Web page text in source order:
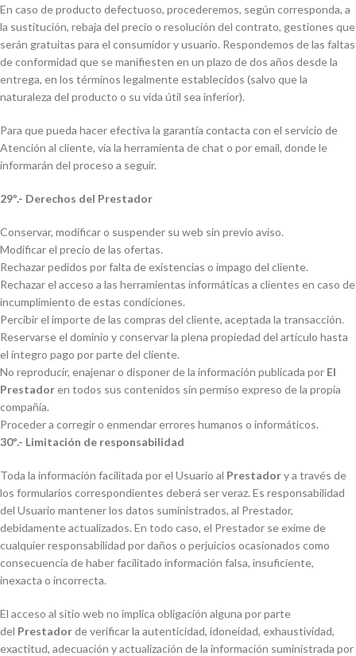
En caso de producto defectuoso, procederemos, según corresponda, a
la sustitución, rebaja del precio o resolución del contrato, gestiones que
serán gratuitas para el consumidor y usuario. Respondemos de las faltas
de conformidad que se manifiesten en un plazo de dos años desde la
entrega, en los términos legalmente establecidos (salvo que la
naturaleza del producto o su vida útil sea inferior).
Para que pueda hacer efectiva la garantía contacta con el servicio de
Atención al cliente, vía la herramienta de chat o por email, donde le
informarán del proceso a seguir.
29º.- Derechos del Prestador
Conservar, modificar o suspender su web sin previo aviso.
Modificar el precio de las ofertas.
Rechazar pedidos por falta de existencias o impago del cliente.
Rechazar el acceso a las herramientas informáticas a clientes en caso de
incumplimiento de estas condiciones.
Percibir el importe de las compras del cliente, aceptada la transacción.
Reservarse el dominio y conservar la plena propiedad del artículo hasta
el íntegro pago por parte del cliente.
No reproducir, enajenar o disponer de la información publicada por El
Prestadoren todos sus contenidos sin permiso expreso de la propia
compañía.
Proceder a corregir o enmendar errores humanos o informáticos.
30º.- Limitación de responsabilidad
Toda la información facilitada por el Usuario al Prestadory a través de
los formularios correspondientes deberá ser veraz. Es responsabilidad
del Usuario mantener los datos suministrados, al Prestador,
debidamente actualizados. En todo caso, el Prestador se exime de
cualquier responsabilidad por daños o perjuicios ocasionados como
consecuencia de haber facilitado información falsa, insuficiente,
inexacta o incorrecta.
El acceso al sitio web no implica obligación alguna por parte
del Prestadorde verificar la autenticidad, idoneidad, exhaustividad,
exactitud, adecuación y actualización de la información suministrada por